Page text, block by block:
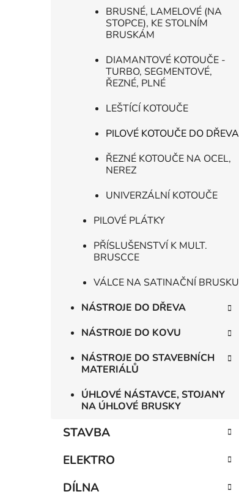
BRUSNÉ, LAMELOVÉ (NA
STOPCE), KE STOLNÍM
BRUSKÁM
DIAMANTOVÉ KOTOUČE -
TURBO, SEGMENTOVÉ,
ŘEZNÉ, PLNÉ
LEŠTÍCÍ KOTOUČE
PILOVÉ KOTOUČE DO DŘEVA
ŘEZNÉ KOTOUČE NA OCEL,
NEREZ
UNIVERZÁLNÍ KOTOUČE
PILOVÉ PLÁTKY
PŘÍSLUŠENSTVÍ K MULT.
BRUSCCE
VÁLCE NA SATINAČNÍ BRUSKU
NÁSTROJE DO DŘEVA
NÁSTROJE DO KOVU
NÁSTROJE DO STAVEBNÍCH
MATERIÁLŮ
ÚHLOVÉ NÁSTAVCE, STOJANY
NA ÚHLOVÉ BRUSKY
STAVBA
ELEKTRO
DÍLNA